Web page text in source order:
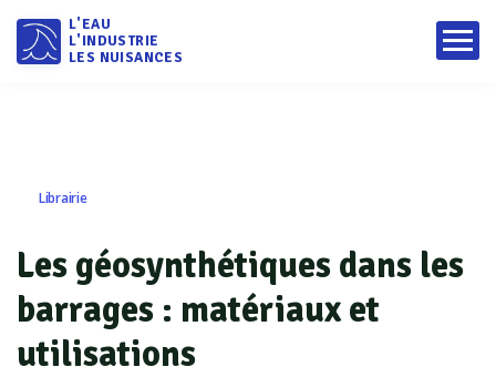
L'EAU
L'INDUSTRIE
LES NUISANCES
Librairie
Les géosynthétiques dans les
barrages : matériaux et
utilisations